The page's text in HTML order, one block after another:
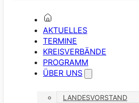
AKTUELLES
TERMINE
KREISVERBÄNDE
PROGRAMM
ÜBER UNS
LANDESVORSTAND